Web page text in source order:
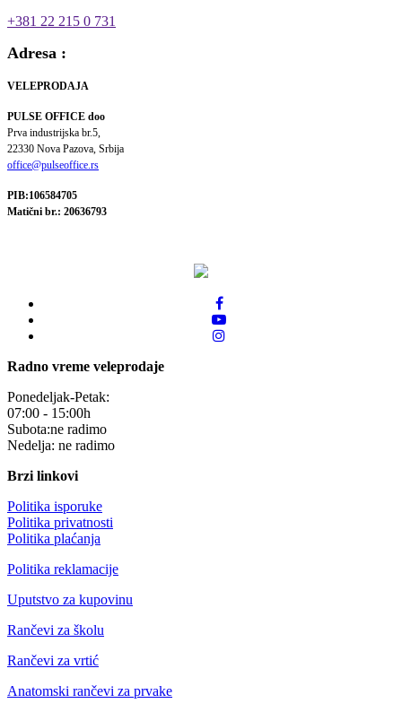
+381 22 215 0 731
Adresa :
VELEPRODAJA
PULSE OFFICE doo
Prva industrijska br.5,
22330 Nova Pazova, Srbija
office@pulseoffice.rs
PIB:106584705
Matični br.: 20636793
Radno vreme veleprodaje
Ponedeljak-Petak:
07:00 - 15:00h
Subota:ne radimo
Nedelja: ne radimo
Brzi linkovi
Politika isporuke
Politika privatnosti
Politika plaćanja
Politika reklamacije
Uputstvo za kupovinu
Rančevi za školu
Rančevi za vrtić
Anatomski rančevi za prvake